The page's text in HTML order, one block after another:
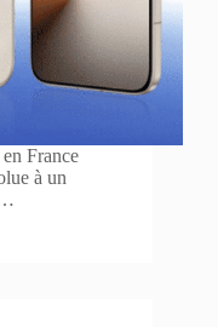
France
à un